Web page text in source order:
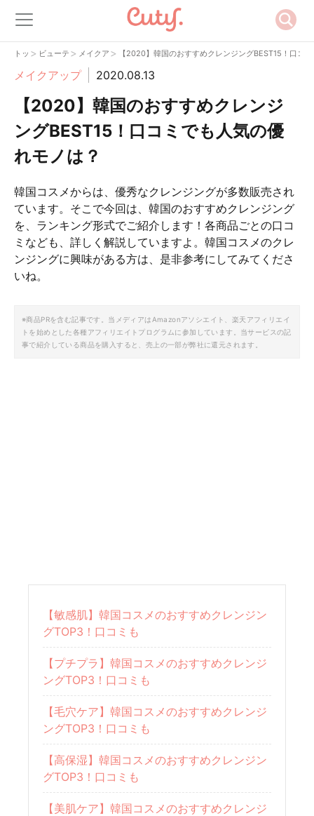
トップ
> ビューティー
> メイクアップ
> 【2020】韓国のおすすめクレンジングBEST15！口コ
メイクアップ 2020.08.13
【2020】韓国のおすすめクレンジ
ングBEST15！口コミでも人気の優
れモノは？
韓国コスメからは、優秀なクレンジングが多数販売され
ています。そこで今回は、韓国のおすすめクレンジング
を、ランキング形式でご紹介します！各商品ごとの口コ
ミなども、詳しく解説していますよ。韓国コスメのクレ
ンジングに興味がある方は、是非参考にしてみてくださ
いね。
※商品PRを含む記事です。当メディアはAmazonアソシエイト、楽天アフィリエイ
トを始めとした各種アフィリエイトプログラムに参加しています。当サービスの記
事で紹介している商品を購入すると、売上の一部が弊社に還元されます。
【敏感肌】韓国コスメのおすすめクレンジン
グTOP3！口コミも
【プチプラ】韓国コスメのおすすめクレンジ
ングTOP3！口コミも
【毛穴ケア】韓国コスメのおすすめクレンジ
ングTOP3！口コミも
【高保湿】韓国コスメのおすすめクレンジン
グTOP3！口コミも
【美肌ケア】韓国コスメのおすすめクレンジ